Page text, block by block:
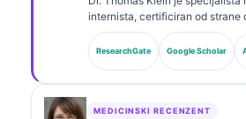
internista, certificiran od strane
godina iskustva u
analizi uz pomoć vještačke
medicinski direktor u Kantesti
radove o interpretaciji
ResearchGate Google Scholar
MEDICINSKI RECENZENT